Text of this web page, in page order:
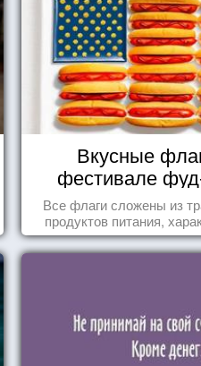
Вкусные
фестивале
Сиднее
Все флаги сложены из
продуктов питания,
этих стран.